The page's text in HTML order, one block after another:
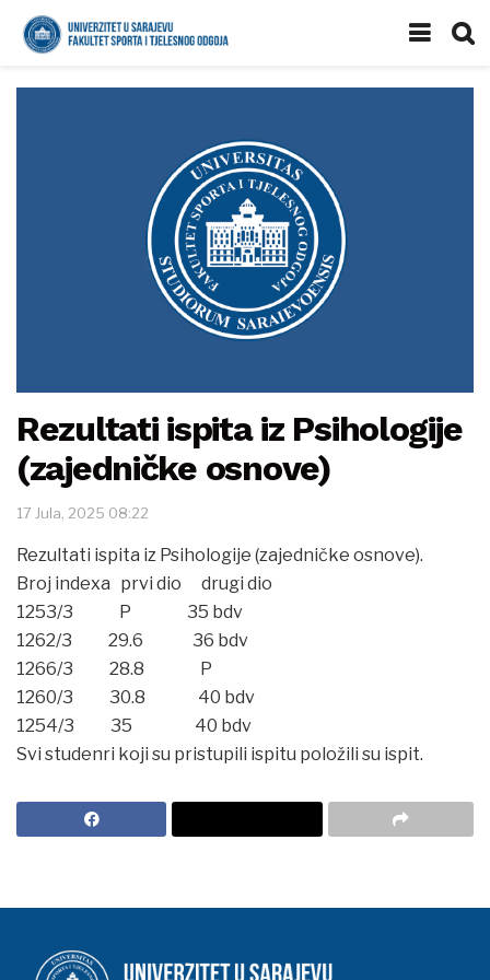
Rezultati ispita iz Psihologije
(zajedničke osnove)
17 Jula, 2025 08:22
Rezultati ispita iz Psihologije (zajedničke osnove).
Broj indexa prvi dio drugi dio
1253/3 P 35 bdv
1262/3 29.6 36 bdv
1266/3 28.8 P
1260/3 30.8 40 bdv
1254/3 35 40 bdv
Svi studenri koji su pristupili ispitu položili su ispit.